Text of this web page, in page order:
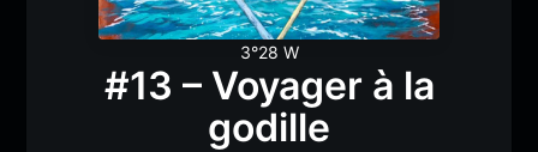
3°28 W
#13 – Voyager à la
godille